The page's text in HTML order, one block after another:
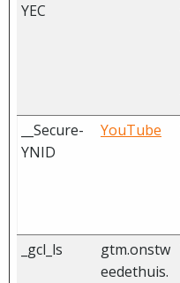
YEC
__Secure-
YNID
YouTube
_gcl_ls
gtm.onstw
eedethuis.